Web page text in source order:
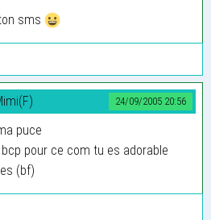
sms
24/09/2005 20:56
puce
pour ce com tu es adorable
(bf)